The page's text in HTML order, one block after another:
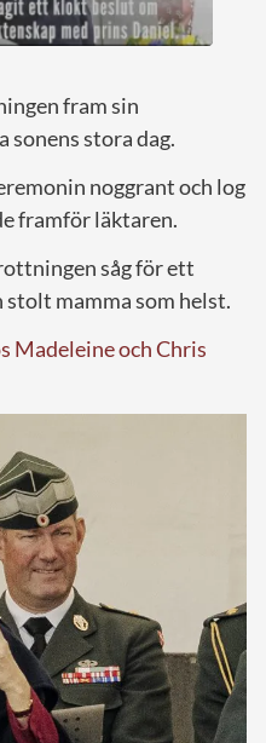
fram sin
stora dag.
noggrant och log
framför läktaren.
såg för ett
mamma som helst.
Madeleine och Chris